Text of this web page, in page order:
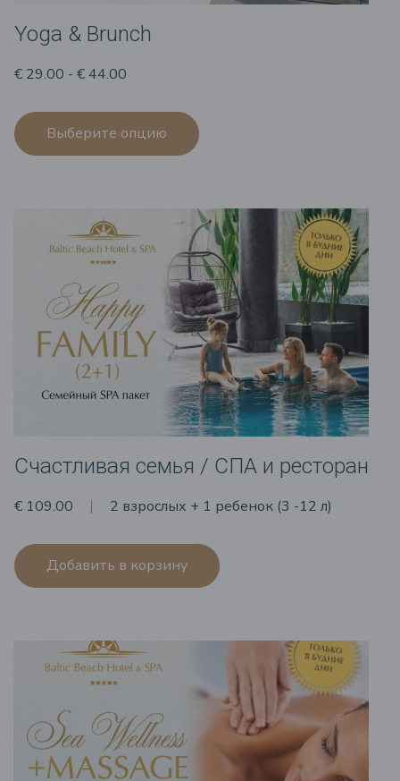
Yoga & Brunch
€ 29.00 - € 44.00
Выберите опцию
Счастливая семья / СПА и ресторан
€ 109.00 2 взрослых + 1 ребенок (3 -12 л)
Добавить в корзину